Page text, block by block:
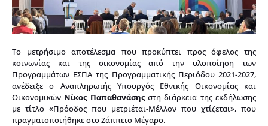
Το μετρήσιμο αποτέλεσμα που προκύπτει προς όφελος της
κοινωνίας και της οικονομίας από την υλοποίηση των
Προγραμμάτων ΕΣΠΑ της Προγραμματικής Περιόδου 2021-2027,
ανέδειξε ο Αναπληρωτής Υπουργός Εθνικής Οικονομίας και
Οικονομικών Νίκος Παπαθανάσηςστη διάρκεια της εκδήλωσης
με τίτλο «Πρόοδος που μετριέται-Μέλλον που χτίζεται», που
πραγματοποιήθηκε στο Ζάππειο Μέγαρο.